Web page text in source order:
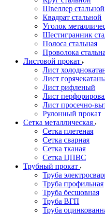
Швеллер стальной
Квадрат стальной
Уголок
Шестигранник
Полоса стальная
Проволока
Листовой прокат
Лист
Лист
Лист рифленый
Лист
Лист просечно-
Рулонный прокат
Сетка металлическая
Сетка плетеная
Сетка сварная
Сетка тканая
Сетка ЦПВС
Трубный прокат
Труба
Труба профильная
Труба бесшовная
Труба ВГП
Труба